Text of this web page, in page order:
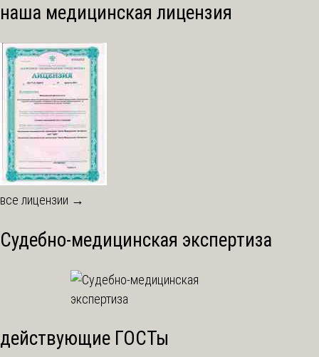
наша медицинская лицензия
все лицензии →
Судебно-медицинская экспертиза
действующие ГОСТы